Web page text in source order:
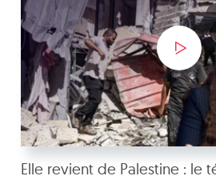
Elle revient de Palestine : le